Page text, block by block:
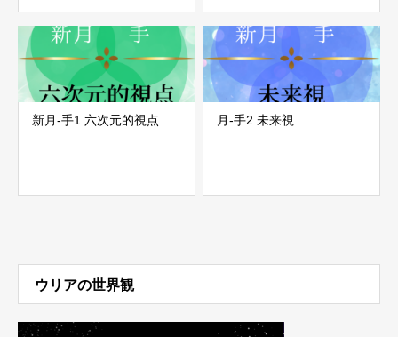
新月-手1 六次元的視点 月-手2 未来視
ウリアの世界観